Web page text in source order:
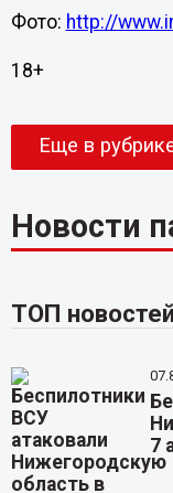
Фото: http://
18+
Еще в
Новости
ТОП
7